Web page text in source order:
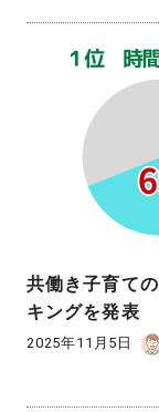
共働き子育て
キングを発表
2025年11月5日